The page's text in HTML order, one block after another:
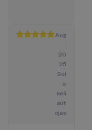
Aug
-
20
25
Sol
o
keli
aut
ojas